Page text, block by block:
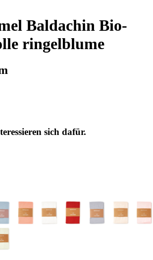
Baldachin Bio-
ringelblume
sich dafür.